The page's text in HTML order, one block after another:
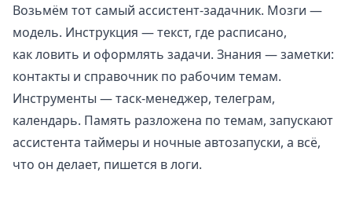
Возьмём тот самый ассистент-задачник. Мозги —
модель. Инструкция — текст, где расписано,
как ловить и оформлять задачи. Знания — заметки:
контакты и справочник по рабочим темам.
Инструменты — таск-менеджер, телеграм,
календарь. Память разложена по темам, запускают
ассистента таймеры и ночные автозапуски, а всё,
что он делает, пишется в логи.